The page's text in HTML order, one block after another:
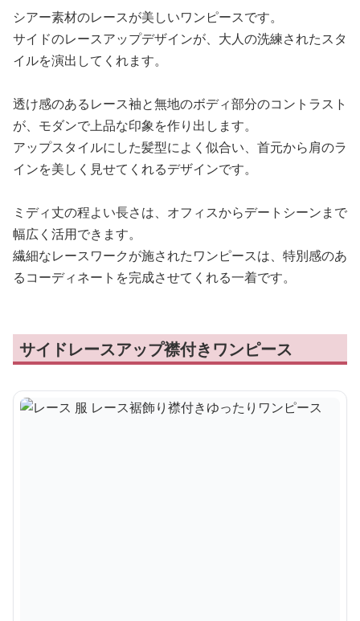
シアー素材のレースが美しいワンピースです。
サイドのレースアップデザインが、大人の洗練されたスタ
イルを演出してくれます。
透け感のあるレース袖と無地のボディ部分のコントラスト
が、モダンで上品な印象を作り出します。
アップスタイルにした髪型によく似合い、首元から肩のラ
インを美しく見せてくれるデザインです。
ミディ丈の程よい長さは、オフィスからデートシーンまで
幅広く活用できます。
繊細なレースワークが施されたワンピースは、特別感のあ
るコーディネートを完成させてくれる一着です。
サイドレースアップ襟付きワンピース